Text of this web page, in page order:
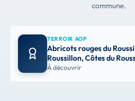
commune.
TERROIR AOP
Abricots rouges du
Roussillon, Côtes du
À découvrir